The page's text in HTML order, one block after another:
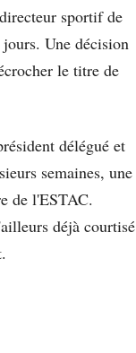
sportif de
Une décision
le titre de
délégué et
semaines, une
de l'ESTAC.
déjà courtisé